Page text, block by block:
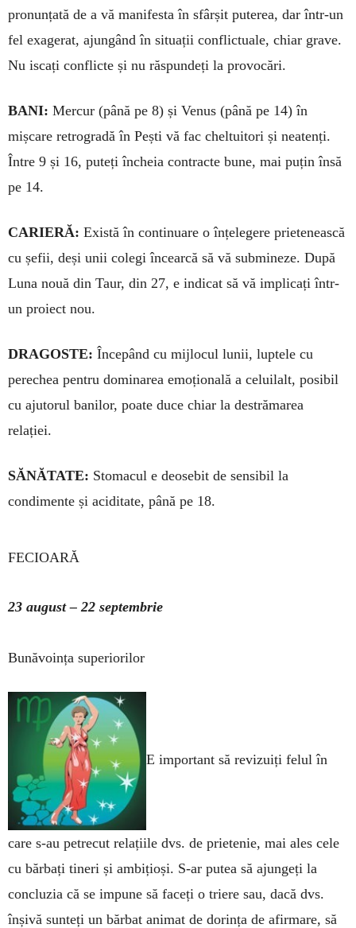
pronunțată de a vă manifesta în sfârșit puterea, dar într-un
fel exagerat, ajungând în situații conflictuale, chiar grave.
Nu iscați conflicte și nu răspundeți la provocări.
BANI: Mercur (până pe 8) și Venus (pâ­nă pe 14) în
mișcare retrogradă în Pești vă fac cheltuitori și neatenți.
În­tre 9 și 16, puteți încheia contracte bune, mai puțin însă
pe 14.
CARIERĂ: Există în continuare o înțelegere prietenească
cu șefii, deși unii colegi încearcă să vă sub­mineze. După
Luna nouă din Ta­ur, din 27, e indicat să vă impli­cați într-
un proiect nou.
DRAGOSTE: Începând cu mij­lo­cul lunii, luptele cu
perechea pen­tru dominarea emoțională a ce­lui­lalt, posibil
cu ajutorul banilor, poate duce chiar la destrămarea
relației.
SĂNĂTATE: Stomacul e deosebit de sensibil la
condimente și aciditate, până pe 18.
FECIOARĂ
23 august – 22 septembrie
Bunăvoința superiorilor
E important să revizuiți felul în
care s-au petrecut relațiile dvs. de prietenie, mai ales cele
cu bărbați tineri și ambițioși. S-ar putea să ajungeți la
concluzia că se impune să faceți o triere sau, dacă dvs.
înșivă sunteți un bărbat animat de dorința de afirmare, să